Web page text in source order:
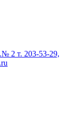
2 т. 203-53-29,